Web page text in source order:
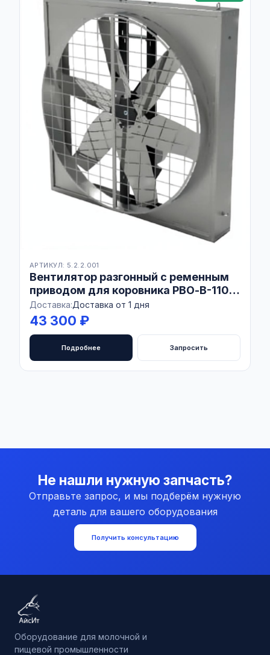
АРТИКУЛ: 5.2.2.001
Вентилятор разгонный с ременным
приводом для коровника РВО-В-1100
Combo AISI430
Доставка:Доставка от 1 дня
43 300 ₽
Подробнее Запросить
Не нашли нужную запчасть?
Отправьте запрос, и мы подберём нужную
деталь для вашего оборудования
Получить консультацию
Оборудование для молочной и
пищевой промышленности